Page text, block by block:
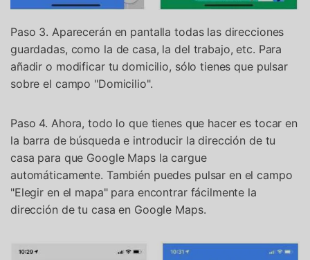
Paso 3. Aparecerán en pantalla todas las direcciones
guardadas, como la de casa, la del trabajo, etc. Para
añadir o modificar tu domicilio, sólo tienes que pulsar
sobre el campo "Domicilio".
Paso 4. Ahora, todo lo que tienes que hacer es tocar en
la barra de búsqueda e introducir la dirección de tu
casa para que Google Maps la cargue
automáticamente. También puedes pulsar en el campo
"Elegir en el mapa" para encontrar fácilmente la
dirección de tu casa en Google Maps.